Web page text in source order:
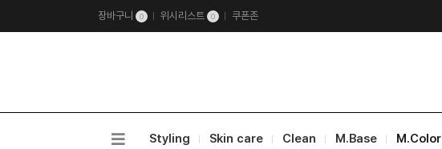
장바구니 0 위시리스트 0 쿠폰존
Styling Skin care Clean M.Base M.Color